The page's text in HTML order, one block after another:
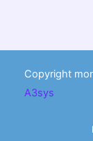
Copyright
A3sys